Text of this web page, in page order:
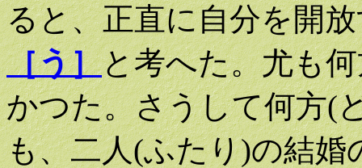
ると、正直に自分を開
［う］と考へた。尤も
かつた。さうして何方(
も、二人(ふたり)の結